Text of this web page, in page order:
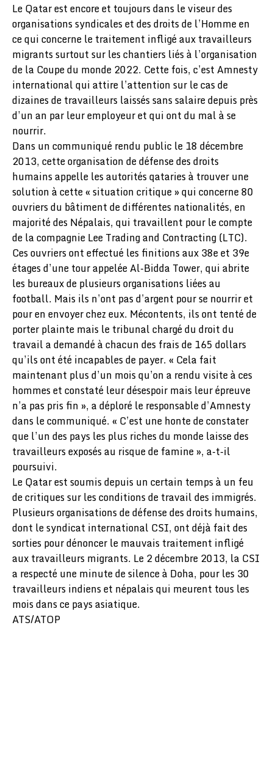
Le Qatar est encore et toujours dans le viseur des
organisations syndicales et des droits de l’Homme en
ce qui concerne le traitement infligé aux travailleurs
migrants surtout sur les chantiers liés à l’organisation
de la Coupe du monde 2022. Cette fois, c’est Amnesty
international qui attire l’attention sur le cas de
dizaines de travailleurs laissés sans salaire depuis près
d’un an par leur employeur et qui ont du mal à se
nourrir.
Dans un communiqué rendu public le 18 décembre
2013, cette organisation de défense des droits
humains appelle les autorités qataries à trouver une
solution à cette « situation critique » qui concerne 80
ouvriers du bâtiment de différentes nationalités, en
majorité des Népalais, qui travaillent pour le compte
de la compagnie Lee Trading and Contracting (LTC).
Ces ouvriers ont effectué les finitions aux 38e et 39e
étages d’une tour appelée Al-Bidda Tower, qui abrite
les bureaux de plusieurs organisations liées au
football. Mais ils n’ont pas d’argent pour se nourrir et
pour en envoyer chez eux. Mécontents, ils ont tenté de
porter plainte mais le tribunal chargé du droit du
travail a demandé à chacun des frais de 165 dollars
qu’ils ont été incapables de payer. « Cela fait
maintenant plus d’un mois qu’on a rendu visite à ces
hommes et constaté leur désespoir mais leur épreuve
n’a pas pris fin », a déploré le responsable d’Amnesty
dans le communiqué. « C’est une honte de constater
que l’un des pays les plus riches du monde laisse des
travailleurs exposés au risque de famine », a-t-il
poursuivi.
Le Qatar est soumis depuis un certain temps à un feu
de critiques sur les conditions de travail des immigrés.
Plusieurs organisations de défense des droits humains,
dont le syndicat international CSI, ont déjà fait des
sorties pour dénoncer le mauvais traitement infligé
aux travailleurs migrants. Le 2 décembre 2013, la CSI
a respecté une minute de silence à Doha, pour les 30
travailleurs indiens et népalais qui meurent tous les
mois dans ce pays asiatique.
ATS/ATOP